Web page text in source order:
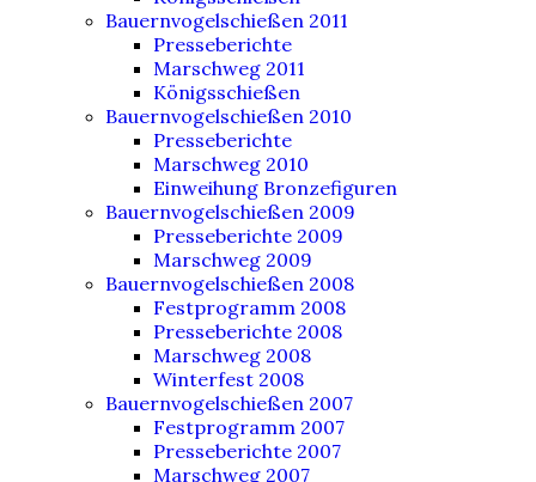
Bauernvogelschießen 2011
Presseberichte
Marschweg 2011
Königsschießen
Bauernvogelschießen 2010
Presseberichte
Marschweg 2010
Einweihung Bronzefiguren
Bauernvogelschießen 2009
Presseberichte 2009
Marschweg 2009
Bauernvogelschießen 2008
Festprogramm 2008
Presseberichte 2008
Marschweg 2008
Winterfest 2008
Bauernvogelschießen 2007
Festprogramm 2007
Presseberichte 2007
Marschweg 2007